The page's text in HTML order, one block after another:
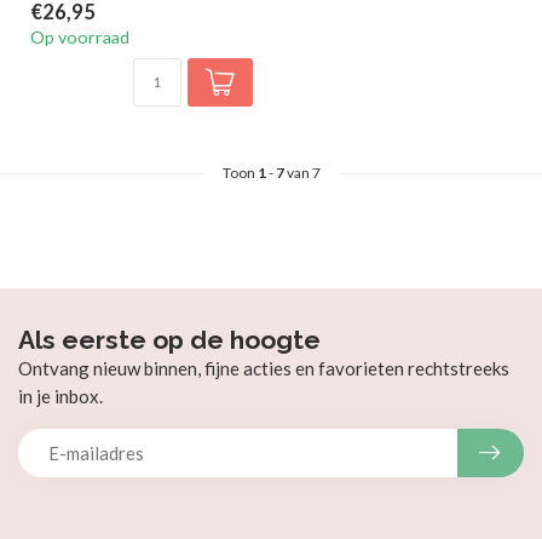
€26,95
Op voorraad
Toon 1- 7van 7
Als eerste op de hoogte
Ontvang nieuw binnen, fijne acties en favorieten rechtstreeks
in je inbox.